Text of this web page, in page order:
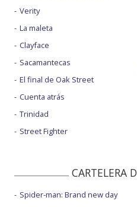
Verity
La maleta
Clayface
Sacamantecas
El final de Oak Street
Cuenta atrás
Trinidad
Street Fighter
CARTELERA
Spider-man: Brand new day